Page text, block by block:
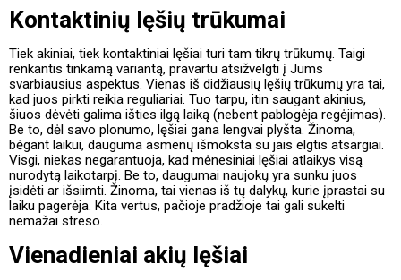
Kontaktinių lęšių trūkumai
Tiek akiniai, tiek kontaktiniai lęšiai turi tam tikrų trūkumų. Taigi
renkantis tinkamą variantą, pravartu atsižvelgti į Jums
svarbiausius aspektus. Vienas iš didžiausių lęšių trūkumų yra tai,
kad juos pirkti reikia reguliariai. Tuo tarpu, itin saugant akinius,
šiuos dėvėti galima išties ilgą laiką (nebent pablogėja regėjimas).
Be to, dėl savo plonumo, lęšiai gana lengvai plyšta. Žinoma,
bėgant laikui, dauguma asmenų išmoksta su jais elgtis atsargiai.
Visgi, niekas negarantuoja, kad mėnesiniai lęšiai atlaikys visą
nurodytą laikotarpį. Be to, daugumai naujokų yra sunku juos
įsidėti ar išsiimti. Žinoma, tai vienas iš tų dalykų, kurie įprastai su
laiku pagerėja. Kita vertus, pačioje pradžioje tai gali sukelti
nemažai streso.
Vienadieniai akių lęšiai